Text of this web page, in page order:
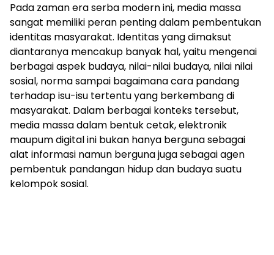
Pada zaman era serba modern ini, media massa
sangat memiliki peran penting dalam pembentukan
identitas masyarakat. Identitas yang dimaksut
diantaranya mencakup banyak hal, yaitu mengenai
berbagai aspek budaya, nilai-nilai budaya, nilai nilai
sosial, norma sampai bagaimana cara pandang
terhadap isu-isu tertentu yang berkembang di
masyarakat. Dalam berbagai konteks tersebut,
media massa dalam bentuk cetak, elektronik
maupum digital ini bukan hanya berguna sebagai
alat informasi namun berguna juga sebagai agen
pembentuk pandangan hidup dan budaya suatu
kelompok sosial.